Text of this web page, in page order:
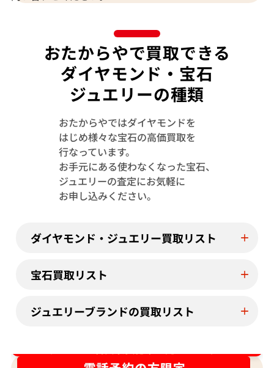
Pt･Pm900 サファイア・ダイヤモンド ピ
アス/イヤリング 0.3・0.3ct
参考買取価格 ASK
おたからやで買取できる
ダイヤモンド・宝石
ジュエリーの種類
おたからやではダイヤモンドを
はじめ様々な宝石の高価買取を
行なっています。
お手元にある使わなくなった宝石、
ジュエリーの査定にお気軽に
お申し込みください。
ダイヤモンド・ジュエリー買取リスト
宝石買取リスト
ジュエリーブランドの買取リスト